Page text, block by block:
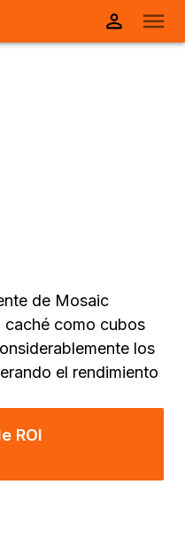
de Mosaic
caché como cubos
los
el rendimiento
ROI